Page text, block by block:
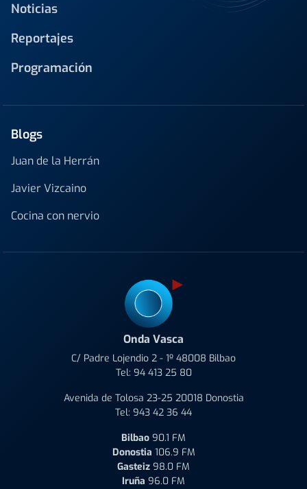
Noticias
Reportajes
Programación
Blogs
Juan de la Herrán
Javier Vizcaino
Cocina con nervio
Onda Vasca
C/ Padre Lojendio 2 - 1º 48008 Bilbao
Tel: 94 413 25 80
Avenida de Tolosa 23-25 20018 Donostia
Tel: 943 42 36 44
Bilbao 90.1 FM
Donostia 106.9 FM
Gasteiz 98.0 FM
Iruña 96.0 FM